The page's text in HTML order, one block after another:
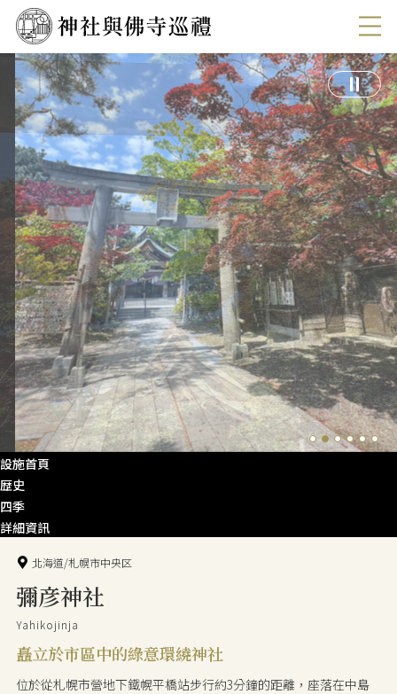
設施首頁
歴史
四季
詳細資訊
北海道/札幌市中央区
彌彦神社
Yahikojinja
矗立於市區中的綠意環繞神社
位於從札幌市營地下鐵幌平橋站步行約3分鐘的距離，座落在中島